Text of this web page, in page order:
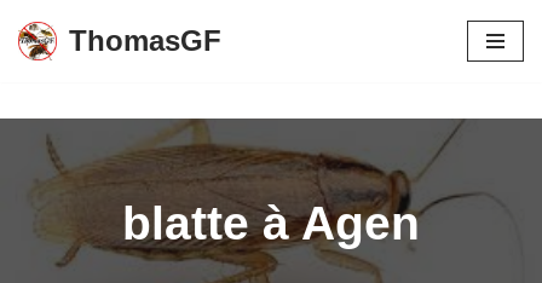
Aller
contenu
ThomasGF
blatte à Agen